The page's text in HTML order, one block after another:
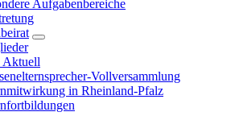
Aufgabenbereiche
Aktuell
Vollversammlung
in Rheinland-Pfalz